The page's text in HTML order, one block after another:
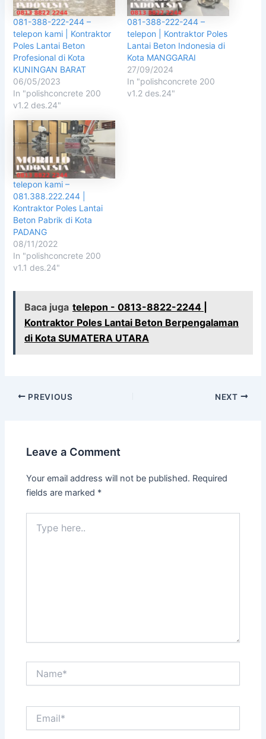
081-388-222-244 –
telepon kami | Kontraktor
Poles Lantai Beton
Profesional di Kota
KUNINGAN BARAT
06/05/2023
In "polishconcrete 200
v1.2 des.24"
081-388-222-244 –
telepon | Kontraktor Poles
Lantai Beton Indonesia di
Kota MANGGARAI
27/09/2024
In "polishconcrete 200
v1.2 des.24"
telepon kami –
081.388.222.244 |
Kontraktor Poles Lantai
Beton Pabrik di Kota
PADANG
08/11/2022
In "polishconcrete 200
v1.1 des.24"
Baca juga telepon - 0813-8822-2244 |
Kontraktor Poles Lantai Beton Berpengalaman
di Kota SUMATERA UTARA
PREVIOUS NEXT
Leave a Comment
Your email address will not be published. Required
fields are marked *
here..